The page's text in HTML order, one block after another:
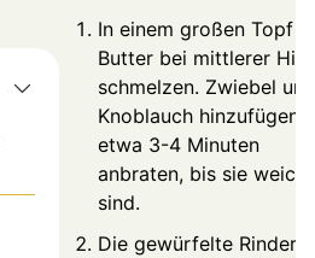
In einem großen Topf
Butter bei mittlerer
schmelzen. Zwiebel und
Knoblauch hinzufügen
etwa 3-4 Minuten
anbraten, bis sie weich
sind.
Die gewürfelte